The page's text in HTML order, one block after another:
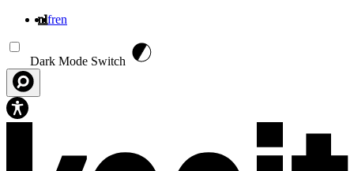
nlfren
Dark Mode Switch